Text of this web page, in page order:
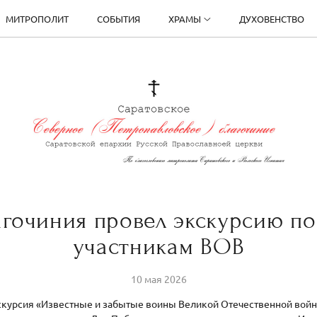
МИТРОПОЛИТ СОБЫТИЯ ХРАМЫ ДУХОВЕНСТВО
провел экскурсию
участникам ВОВ
10 мая 2026
«Известные и забытые воины Великой Отечественной